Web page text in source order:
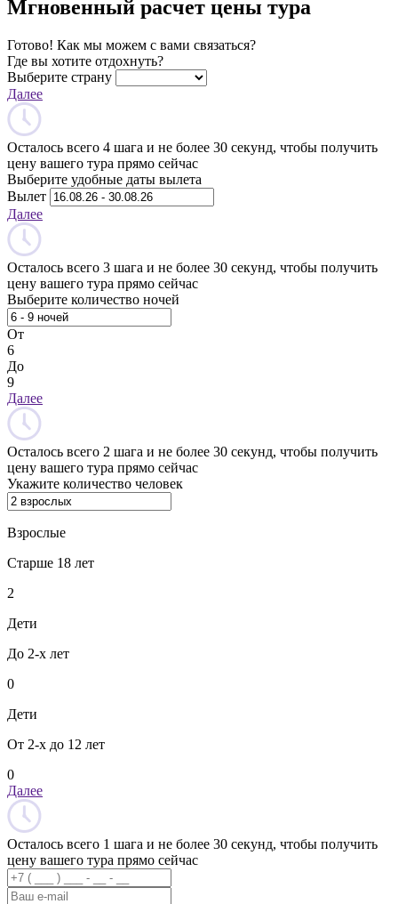
Мгновенный расчет цены тура
Готово! Как мы можем с вами связаться?
Где вы хотите отдохнуть?
Выберите страну
Далее
Осталось всего 4 шага и не более 30 секунд, чтобы получить
цену вашего тура прямо сейчас
Выберите удобные даты вылета
Вылет
Далее
Осталось всего 3 шага и не более 30 секунд, чтобы получить
цену вашего тура прямо сейчас
Выберите количество ночей
От
6
До
9
Далее
Осталось всего 2 шага и не более 30 секунд, чтобы получить
цену вашего тура прямо сейчас
Укажите количество человек
Взрослые
Старше 18 лет
2
Дети
До 2-х лет
0
Дети
От 2-х до 12 лет
0
Далее
Осталось всего 1 шага и не более 30 секунд, чтобы получить
цену вашего тура прямо сейчас